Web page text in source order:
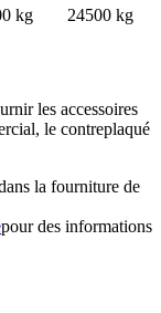
kg 24500 kg
les accessoires
le contreplaqué
la fourniture de
pour des informations